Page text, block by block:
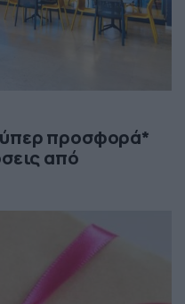
προσφορά*
από